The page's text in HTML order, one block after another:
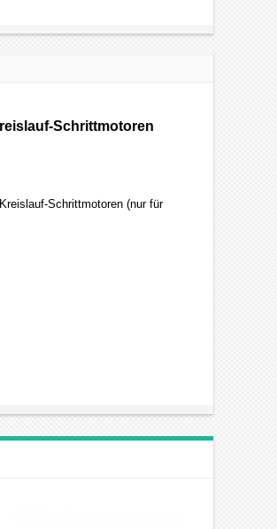
Schrittmotoren
Schrittmotoren (nur für